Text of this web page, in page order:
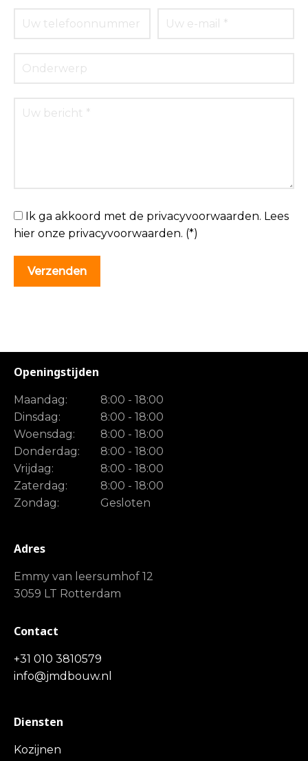
Ik ga akkoord met de privacyvoorwaarden. Lees
hier onze privacyvoorwaarden. (*)
Openingstijden
Maandag:
8:00 - 18:00
Dinsdag:
8:00 - 18:00
Woensdag:
8:00 - 18:00
Donderdag:
8:00 - 18:00
Vrijdag:
8:00 - 18:00
Zaterdag:
8:00 - 18:00
Zondag:
Gesloten
Adres
Emmy van leersumhof 12
3059 LT Rotterdam
Contact
+31 010 3810579
info@jmdbouw.nl
Diensten
Kozijnen